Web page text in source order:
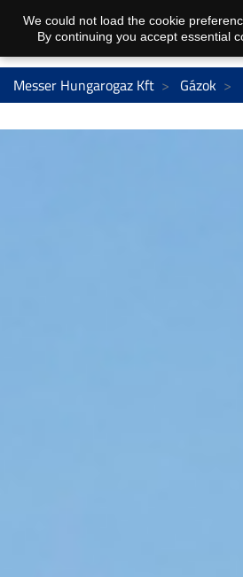
Messer Hungarogaz Kft Gázok
We could not load the cookie
By continuing you accept essential